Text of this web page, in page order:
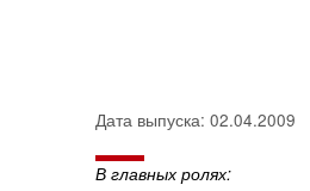
Дата выпуска: 02.04.2009
В главных ролях: